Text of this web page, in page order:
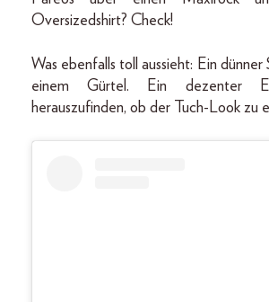
Oversizedshirt? Check!
Was ebenfalls toll aussieht: Ein
einem Gürtel. Ein dezenter
herauszufinden, ob der Tuch-Look zu